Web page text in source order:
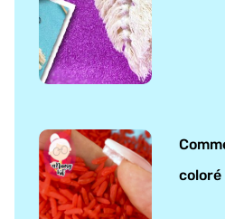
coloré